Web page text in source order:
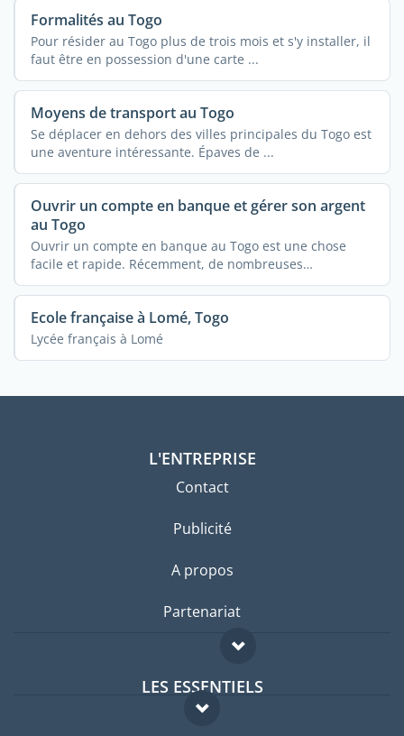
Formalités au Togo
Pour résider au Togo plus de trois mois et s'y installer, il
faut être en possession d'une carte ...
Moyens de transport au Togo
Se déplacer en dehors des villes principales du Togo est
une aventure intéressante. Épaves de ...
Ouvrir un compte en banque et gérer son argent
au Togo
Ouvrir un compte en banque au Togo est une chose
facile et rapide. Récemment, de nombreuses
compagnies se ...
Ecole française à Lomé, Togo
Lycée français à Lomé
L'ENTREPRISE
Contact
Publicité
A propos
Partenariat
LES ESSENTIELS
Forum expatriés